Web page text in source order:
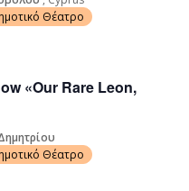
Θέατρο
«Our Rare Leon,
Θέατρο